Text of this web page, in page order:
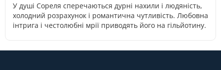
У душі Сореля сперечаються дурні нахили і людяність,
холодний розрахунок і романтична чутливість. Любовна
інтрига і честолюбні мрії приводять його на гільйотину.